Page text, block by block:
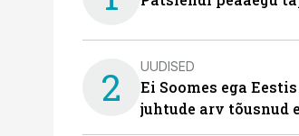
2 UUDISED
Ei Soomes ega
juhtude arv tõusnud